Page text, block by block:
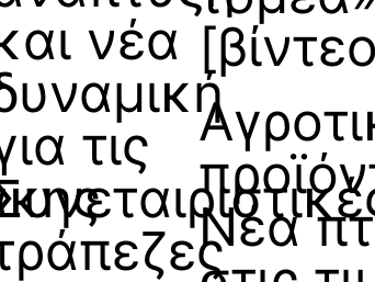
νέα
τις
Νέα